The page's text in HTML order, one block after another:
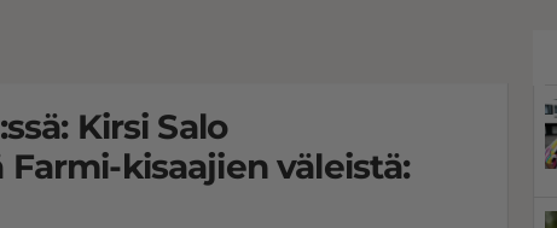
Kirsi Salo
kisaajien väleistä: